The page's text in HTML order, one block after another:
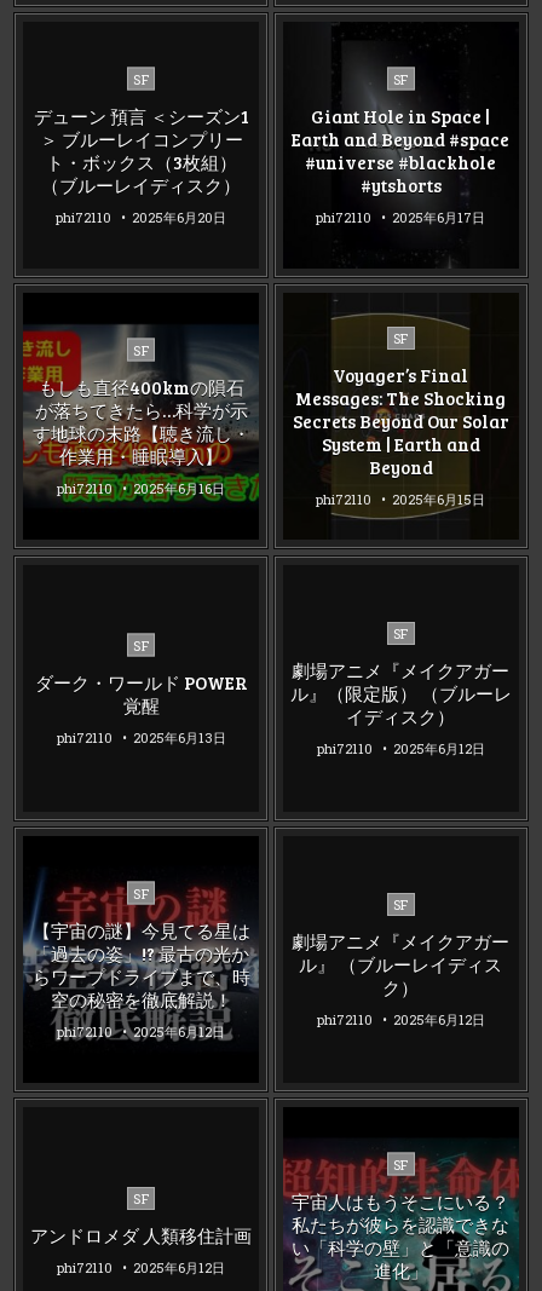
Posted
SF
デューン 預言 ＜シーズン1
＞ ブルーレイコンプリー
ト・ボックス（3枚組）
（ブルーレイディスク）
phi72110 2025年6月20日
Posted
in
SF
Giant Hole in Space |
Earth and Beyond #space
#universe #blackhole
#ytshorts
phi72110 2025年6月17日
Posted
in
SF
もしも直径400kmの隕石
が落ちてきたら…科学が示
す地球の末路【聴き流し・
作業用・睡眠導入】
phi72110 2025年6月16日
Posted
SF
Voyager’s Final
Messages: The Shocking
Secrets Beyond Our Solar
System | Earth and
Beyond
phi72110 2025年6月15日
Posted
SF
ダーク・ワールド POWER
覚醒
phi72110 2025年6月13日
Posted
SF
劇場アニメ『メイクアガー
ル』（限定版） （ブルーレ
イディスク）
phi72110 2025年6月12日
Posted
in
SF
【宇宙の謎】今見てる星は
「過去の姿」!? 最古の光か
らワープドライブまで、時
空の秘密を徹底解説！
phi72110 2025年6月12日
Posted
SF
劇場アニメ『メイクアガー
ル』 （ブルーレイディス
ク）
phi72110 2025年6月12日
Posted
SF
アンドロメダ 人類移住計画
phi72110 2025年6月12日
Posted
in
SF
宇宙人はもうそこにいる？
私たちが彼らを認識できな
い「科学の壁」と「意識の
進化」